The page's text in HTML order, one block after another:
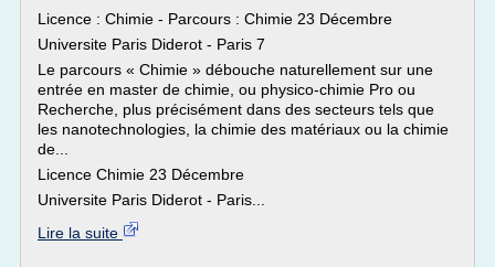
Licence : Chimie - Parcours : Chimie 23 Décembre
Universite Paris Diderot - Paris 7
Le parcours « Chimie » débouche naturellement sur une
entrée en master de chimie, ou physico-chimie Pro ou
Recherche, plus précisément dans des secteurs tels que
les nanotechnologies, la chimie des matériaux ou la chimie
de...
Licence Chimie 23 Décembre
Universite Paris Diderot - Paris...
Lire la suite